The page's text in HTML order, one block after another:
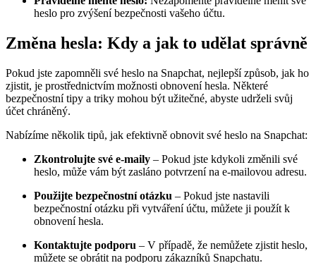
heslo pro zvýšení bezpečnosti vašeho účtu.
Změna hesla: Kdy a jak to udělat správně
Pokud jste zapomněli své heslo na Snapchat, nejlepší způsob, jak ho
zjistit, je prostřednictvím možnosti obnovení hesla. Některé
bezpečnostní tipy a triky mohou být užitečné, abyste udrželi svůj
účet chráněný.
Nabízíme několik tipů, jak efektivně obnovit své heslo na Snapchat:
Zkontrolujte své e-maily – Pokud jste kdykoli změnili své
heslo, může vám být zasláno potvrzení na e-mailovou adresu.
Použijte bezpečnostní otázku – Pokud jste nastavili
bezpečnostní otázku při vytváření účtu, můžete ji použít k
obnovení hesla.
Kontaktujte podporu – V případě, že nemůžete zjistit heslo,
můžete se obrátit na podporu zákazníků Snapchatu.